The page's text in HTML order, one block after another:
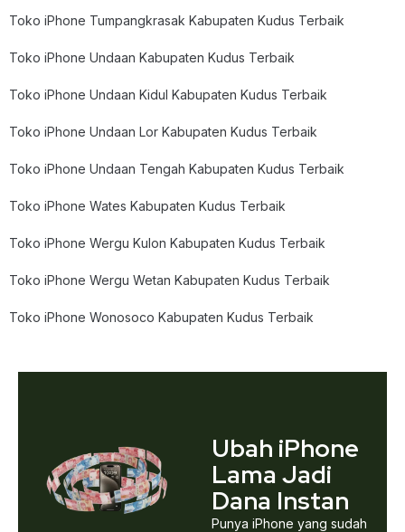
Toko iPhone Tumpangkrasak Kabupaten Kudus Terbaik
Toko iPhone Undaan Kabupaten Kudus Terbaik
Toko iPhone Undaan Kidul Kabupaten Kudus Terbaik
Toko iPhone Undaan Lor Kabupaten Kudus Terbaik
Toko iPhone Undaan Tengah Kabupaten Kudus Terbaik
Toko iPhone Wates Kabupaten Kudus Terbaik
Toko iPhone Wergu Kulon Kabupaten Kudus Terbaik
Toko iPhone Wergu Wetan Kabupaten Kudus Terbaik
Toko iPhone Wonosoco Kabupaten Kudus Terbaik
Ubah iPhone
Lama Jadi
Dana Instan
Punya iPhone yang sudah